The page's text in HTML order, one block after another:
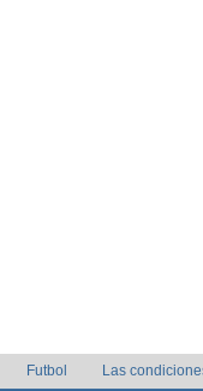
Futbol Las